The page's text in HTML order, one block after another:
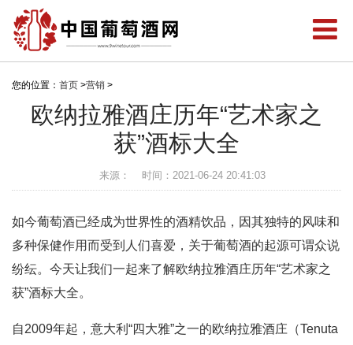
您的位置： 首页 >营销 >
欧纳拉雅酒庄历年“艺术家之
获”酒标大全
来源： 时间：2021-06-24 20:41:03
如今葡萄酒已经成为世界性的酒精饮品，因其独特的风味和
多种保健作用而受到人们喜爱，关于葡萄酒的起源可谓众说
纷纭。今天让我们一起来了解欧纳拉雅酒庄历年“艺术家之
获”酒标大全。
自2009年起，意大利“四大雅”之一的欧纳拉雅酒庄（Tenuta